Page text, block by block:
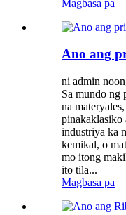
Magbasa pa
Ano ang
ni admin
Sa mundo ng
na
pinakaklasiko
industriya ka
kemikal, o
mo itong
ito tila...
Magbasa pa